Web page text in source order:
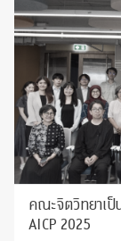
คณะจิตวิทยาเป็
AICP 2025